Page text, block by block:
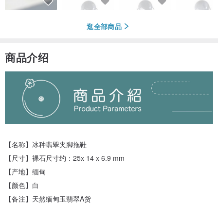
逛全部商品
商品介绍
【名称】冰种翡翠夹脚拖鞋
【尺寸】裸石尺寸约：25x 14 x 6.9 mm
【产地】缅甸
【颜色】白
【备注】天然缅甸玉翡翠A货